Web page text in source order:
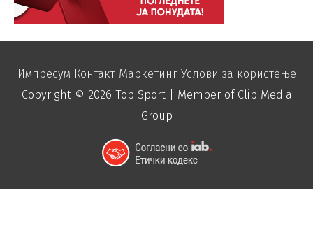
Импресум Контакт Маркетинг Услови за користење
Copyright © 2026 Top Sport| Member of Clip Media
Group